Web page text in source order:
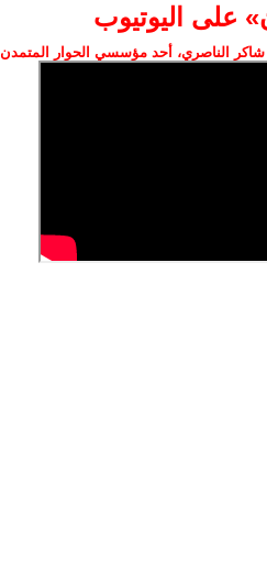
على اليوتيوب
الناصري، أحد مؤسسي الحوار المتمدن